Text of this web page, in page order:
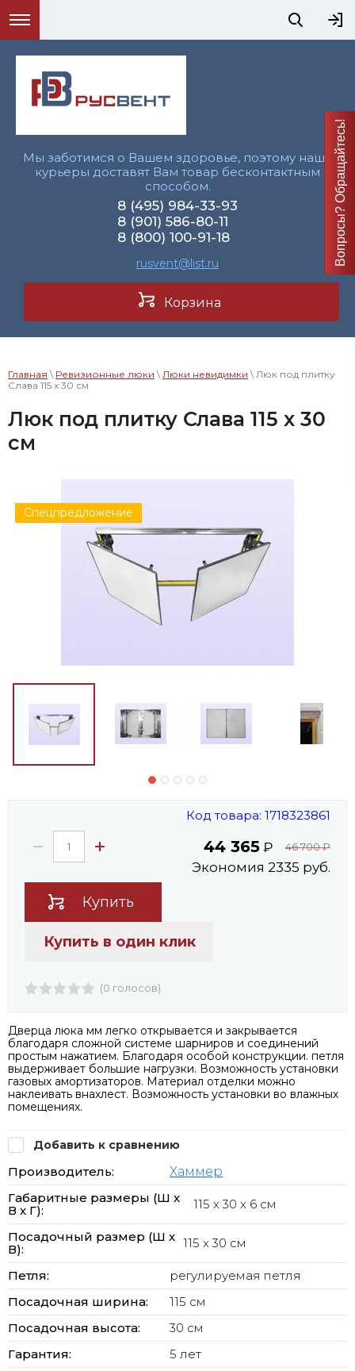
Мы заботимся о Вашем здоровье, поэтому наши
курьеры доставят Вам товар бесконтактным
способом.
8 (495) 984-33-93
8 (901) 586-80-11
8 (800) 100-91-18
rusvent@list.ru
Корзина
Главная \ Ревизионные люки \ Люки невидимки \ Люк под плитку
Слава 115 x 30 см
Люк под плитку Слава 115 x 30
см
Спецпредложение
Код товара: 1718323861
46 700₽
44 365 ₽
Экономия 2335 руб.
Купить
Купить в один клик
(0 голосов)
Дверца люка мм легко открывается и закрывается
благодаря сложной системе шарниров и соединений
простым нажатием. Благодаря особой конструкции. петля
выдерживает большие нагрузки. Возможность установки
газовых амортизаторов. Материал отделки можно
наклеивать внахлест. Возможность установки во влажных
помещениях.
Добавить к сравнению
Производитель:
Хаммер
Габаритные размеры (Ш х
В х Г):
115 x 30 x 6 см
Посадочный размер (Ш х
В):
115 x 30 см
Петля:
регулируемая петля
Посадочная ширина:
115 см
Посадочная высота:
30 см
Гарантия:
5 лет
Вопросы? Обращайтесь!